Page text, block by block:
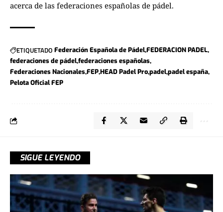
acerca de las federaciones españolas de pádel.
ETIQUETADO Federación Española de PádelFEDERACION PADEL
federaciones de pádelfederaciones españolas
Federaciones NacionalesFEPHEAD Padel Propadelpadel españa
Pelota Oficial FEP
SIGUE LEYENDO